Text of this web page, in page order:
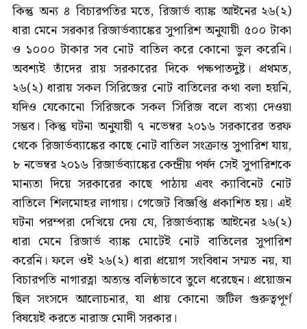
কিন্তু অন্য ৪ বিচারপতির মতে, রিজার্ভ ব্যাঙ্ক আইনের ২৬(২)
ধারা মেনে সরকার রিজার্ভব্যাঙ্কের সুপারিশ অনুযায়ী ৫০০ টাকা
ও ১০০০ টাকার সব নোট বাতিল করে কোনো ভুল করেনি।
অবশ্যই তাঁদের রায় সরকারের দিকে পক্ষপাতদুষ্ট। প্রথমত,
২৬(২) ধারায় সকল সিরিজের নোট বাতিলের কথা বলা হয়নি,
যদিও যেকোনো সিরিজকে সকল সিরিজ বলে ব্যখ্যা দেওয়া
সম্ভব। কিন্তু ঘটনা অনুযায়ী ৭ নভেম্বর ২০১৬ সরকারের তরফ
থেকে রিজার্ভব্যাঙ্কের কাছে নোট বাতিল সংক্রান্ত সুপারিশ যায়,
৮ নভেম্বর ২০১৬ রিজার্ভব্যাঙ্কের কেন্দ্রীয় পর্ষদ সেই সুপারিশকে
মান্যতা দিয়ে সরকারের কাছে পাঠায় এবং ক্যাবিনেট নোট
বাতিলে শিলমোহর লাগায়। গেজেট বিজ্ঞপ্তি প্রকাশিত হয়। এই
ঘটনা পরম্পরা দেখিয়ে দেয় যে, রিজার্ভব্যাঙ্ক আইনের ২৬(২)
ধারা মেনে রিজার্ভ ব্যাঙ্ক মোটেই নোট বাতিলের সুপারিশ
করেনি। ফলে ওই ২৬(২) ধারা প্রয়োগ সংবিধান সম্মত নয়, যা
বিচারপতি নাগারত্না অত্যন্ত বলিষ্ঠভাবে তুলে ধরেছেন। প্রয়োজন
ছিল সংসদে আলোচনার, যা প্রায় কোনো জটিল গুরুত্বপূর্ণ
বিষয়েই করতে নারাজ মোদী সরকার।